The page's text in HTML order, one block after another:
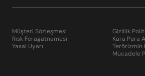
Müşteri Sözleşmesi
Risk Feragatnamesi
Yasal Uyarı
Gizlilik
Kara Para
Terörizmin
Mücadele